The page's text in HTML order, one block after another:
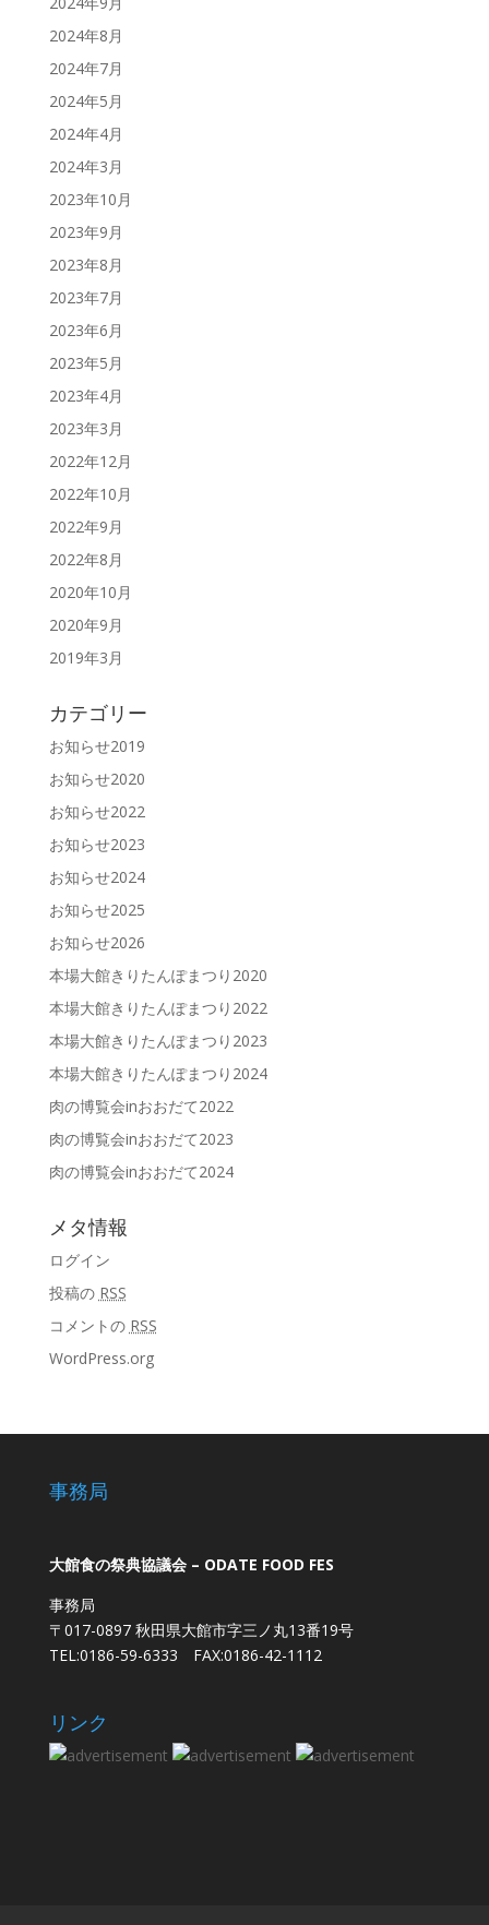
2024年8月
2024年7月
2024年5月
2024年4月
2024年3月
2023年10月
2023年9月
2023年8月
2023年7月
2023年6月
2023年5月
2023年4月
2023年3月
2022年12月
2022年10月
2022年9月
2022年8月
2020年10月
2020年9月
2019年3月
カテゴリー
お知らせ2019
お知らせ2020
お知らせ2022
お知らせ2023
お知らせ2024
お知らせ2025
お知らせ2026
本場大館きりたんぽまつり2020
本場大館きりたんぽまつり2022
本場大館きりたんぽまつり2023
本場大館きりたんぽまつり2024
肉の博覧会inおおだて2022
肉の博覧会inおおだて2023
肉の博覧会inおおだて2024
メタ情報
ログイン
投稿の RSS
コメントの RSS
WordPress.org
事務局
大館食の祭典協議会 – ODATE FOOD FES
事務局
〒017-0897 秋田県大館市字三ノ丸13番19号
TEL:0186-59-6333 FAX:0186-42-1112
リンク